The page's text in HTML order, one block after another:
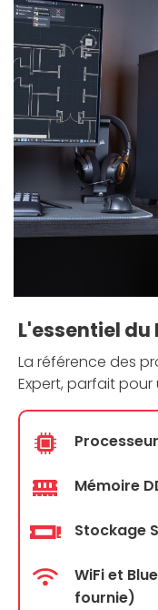
L'essentiel du
La référence des
Expert, parfait
Mémoire
Stockage
WiFi et
fournie)